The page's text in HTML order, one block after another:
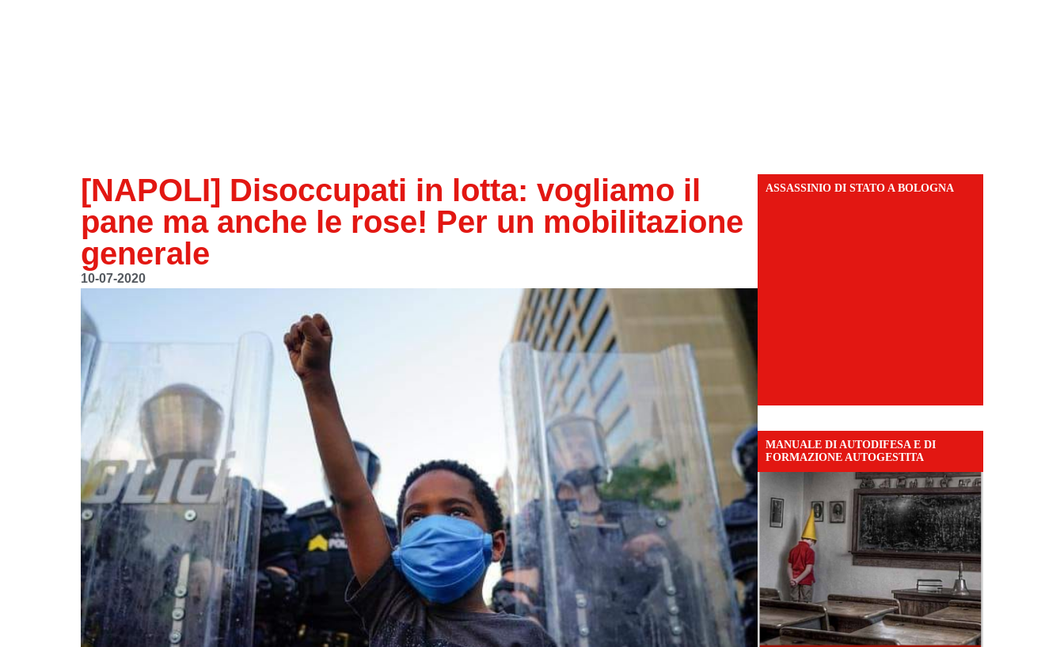
[NAPOLI] Disoccupati in lotta: vogliamo il
pane ma anche le rose! Per un mobilitazione
generale
10-07-2020
ASSASSINIO DI STATO A BOLOGNA
MANUALE DI AUTODIFESA E DI
FORMAZIONE AUTOGESTITA